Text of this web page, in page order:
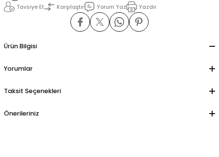
Tavsiye Et
Karşılaştır Yorum Yaz Yazdır
Ürün Bilgisi
Yorumlar
Taksit Seçenekleri
Önerileriniz